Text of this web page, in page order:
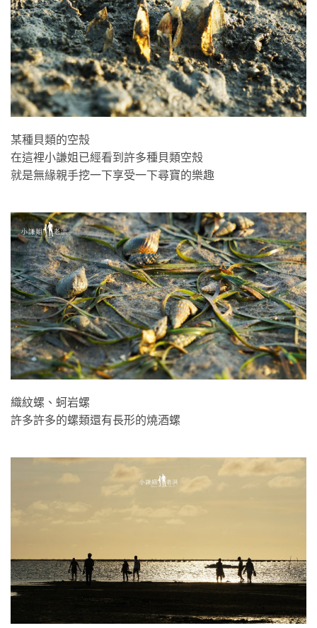
某種貝類的空殼
在這裡小謙姐已經看到許多種貝類空殼
就是無緣親手挖一下享受一下尋寶的樂趣
織紋螺、蚵岩螺
許多許多的螺類還有長形的燒酒螺